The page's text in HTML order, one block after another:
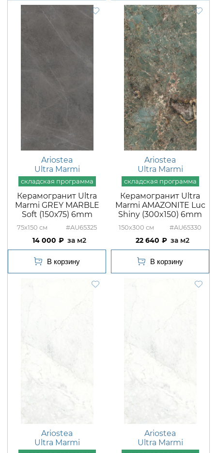
Ariostea
Ultra Marmi
Керамогранит Ultra
Marmi GREY MARBLE
Soft (150х75) 6mm
75x150 #AU65325
14 000 м2
Ariostea
Ultra Marmi
Керамогранит Ultra
Marmi AMAZONITE Luc
Shiny (300x150) 6mm
150x300 #AU65330
22 640 м2
Ariostea
Ultra Marmi
Ariostea
Ultra Marmi